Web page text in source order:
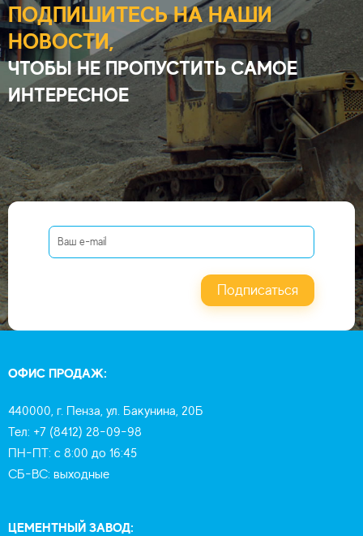
ПОДПИШИТЕСЬ НА НАШИ
НОВОСТИ,
ЧТОБЫ НЕ ПРОПУСТИТЬ САМОЕ
ИНТЕРЕСНОЕ
Подписаться
ОФИС ПРОДАЖ:
440000, г. Пенза, ул. Бакунина, 20Б
Тел: +7 (8412) 28-09-98
ПН-ПТ: с 8:00 до 16:45
СБ-ВС: выходные
ЦЕМЕНТНЫЙ ЗАВОД: